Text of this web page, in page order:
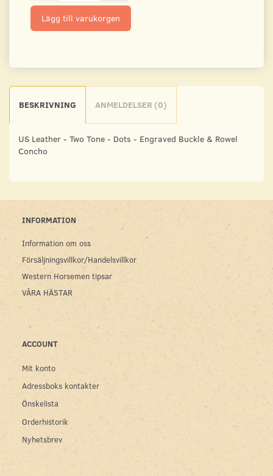
Lägg till varukorgen
BESKRIVNING ANMELDELSER (0)
US Leather - Two Tone - Dots - Engraved Buckle & Rowel
Concho
INFORMATION
Information om oss
Försäljningsvillkor/Handelsvillkor
Western Horsemen tipsar
VÅRA HÄSTAR
ACCOUNT
Mit konto
Adressboks kontakter
Önskelista
Orderhistorik
Nyhetsbrev